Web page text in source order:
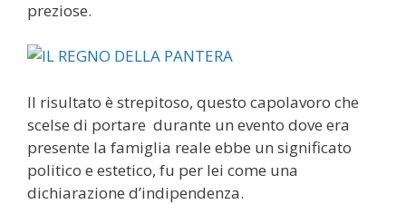
preziose.
Il risultato è strepitoso, questo capolavoro che
scelse di portare durante un evento dove era
presente la famiglia reale ebbe un significato
politico e estetico, fu per lei come una
dichiarazione d’indipendenza.